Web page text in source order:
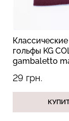
гольфы KG
gambaletto
29 грн.
Топ на
CAMI TOP RIB
(белый) Giulia
299 грн.499 грн.